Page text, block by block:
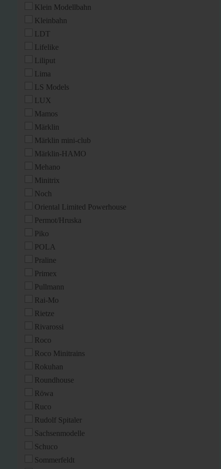
Klein Modellbahn
Kleinbahn
LDT
Lifelike
Liliput
Lima
LS Models
LUX
Mamos
Märklin
Märklin mini-club
Märklin-HAMO
Mehano
Minitrix
Noch
Oriental Limited Powerhouse
Permot/Hruska
Piko
POLA
Praline
Primex
Pullmann
Rai-Mo
Rietze
Rivarossi
Roco
Roco Minitrains
Rokuhan
Roundhouse
Röwa
Ruco
Rudolf Spitaler
Sachsenmodelle
Schuco
Sommerfeldt